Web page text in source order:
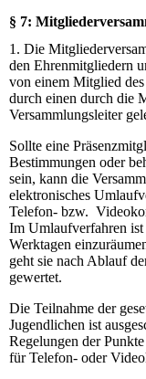
§ 7:
1. Die
den Ehrenmitgliedern
von einem Mitglied des
durch einen durch die
Versammlungsleiter
Sollte eine
Bestimmungen oder
sein, kann die
elektronisches
Telefon- bzw.
Im Umlaufverfahren
Werktagen
geht sie nach Ablauf
gewertet.
Die Teilnahme der
Jugendlichen ist
Regelungen der
für Telefon- oder